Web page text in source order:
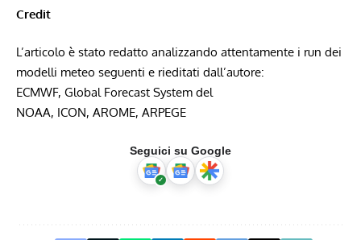
Credit
L’articolo è stato redatto analizzando attentamente i run dei
modelli meteo seguenti e rieditati dall’autore:
ECMWF, Global Forecast System del
NOAA, ICON, AROME, ARPEGE
Seguici su Google